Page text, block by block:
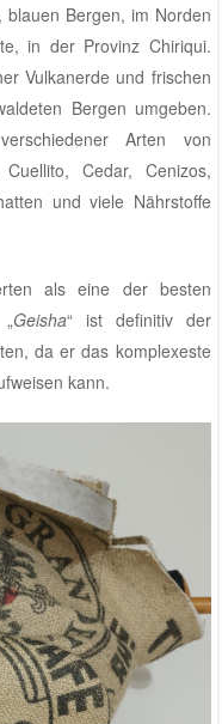
Bergen, im Norden
in der Provinz Chiriqui.
Vulkanerde und frischen
Bergen umgeben.
Arten von
Cedar, Cenizos,
und viele Nährstoffe
als eine der besten
Geisha“ ist definitiv der
da er das komplexeste
kann.